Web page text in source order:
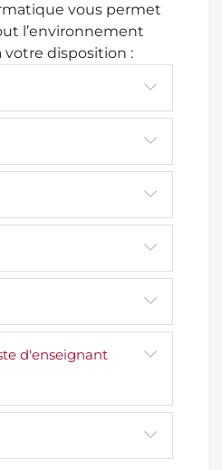
vous permet
l’environnement
disposition :
d'enseignant